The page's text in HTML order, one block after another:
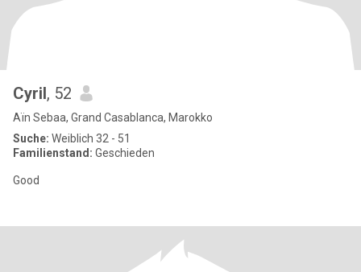
Cyril, 52
Aïn Sebaa, Grand Casablanca, Marokko
Suche: Weiblich 32 - 51
Familienstand: Geschieden
Good